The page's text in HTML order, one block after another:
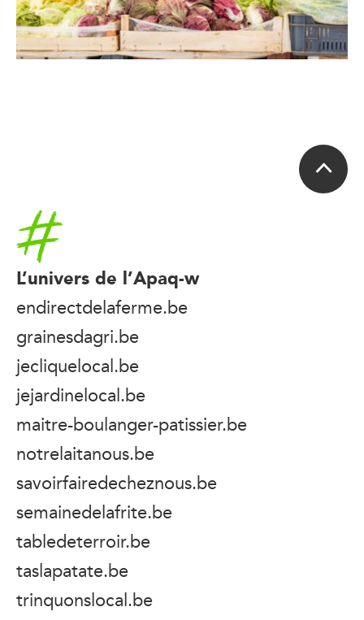
Accueil
L’univers de l’Apaq-w
endirectdelaferme.be
grainesdagri.be
jecliquelocal.be
jejardinelocal.be
maitre-boulanger-patissier.be
notrelaitanous.be
savoirfairedecheznous.be
semainedelafrite.be
tabledeterroir.be
taslapatate.be
trinquonslocal.be